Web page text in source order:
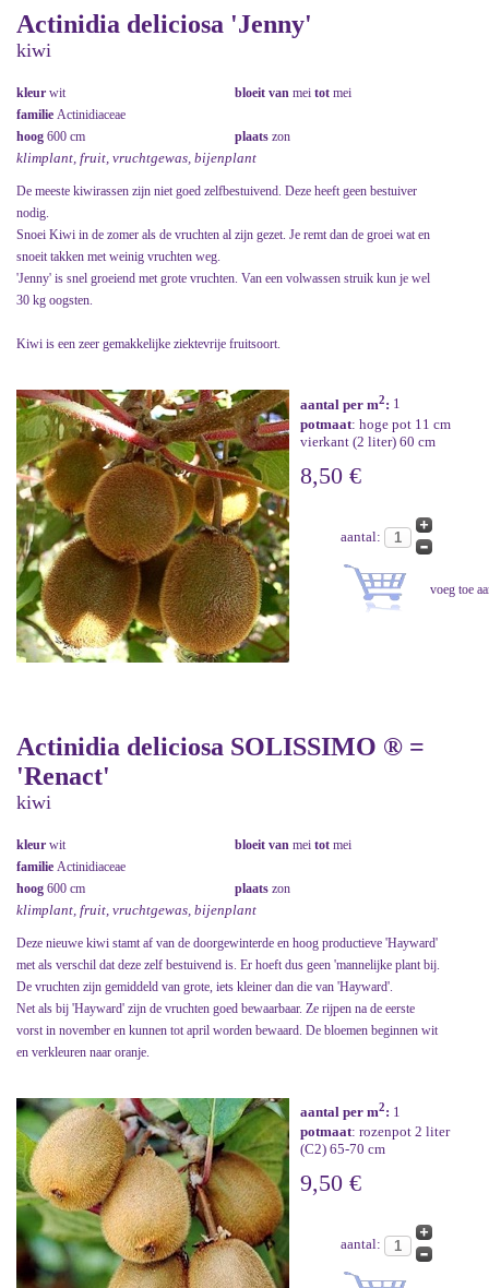
Actinidia deliciosa 'Jenny'
kiwi
kleur wit bloeit van mei tot mei
familie Actinidiaceae
hoog 600 cm plaats zon
klimplant, fruit, vruchtgewas, bijenplant
De meeste kiwirassen zijn niet goed zelfbestuivend. Deze heeft geen bestuiver
nodig.
Snoei Kiwi in de zomer als de vruchten al zijn gezet. Je remt dan de groei wat en
snoeit takken met weinig vruchten weg.
'Jenny' is snel groeiend met grote vruchten. Van een volwassen struik kun je wel
30 kg oogsten.
Kiwi is een zeer gemakkelijke ziektevrije fruitsoort.
aantal per m2: 1
potmaat: hoge pot 11 cm
vierkant (2 liter) 60 cm
8,50 €
aantal:
Actinidia deliciosa SOLISSIMO ® =
'Renact'
kiwi
kleur wit bloeit van mei tot mei
familie Actinidiaceae
hoog 600 cm plaats zon
klimplant, fruit, vruchtgewas, bijenplant
Deze nieuwe kiwi stamt af van de doorgewinterde en hoog productieve 'Hayward'
met als verschil dat deze zelf bestuivend is. Er hoeft dus geen 'mannelijke plant bij.
De vruchten zijn gemiddeld van grote, iets kleiner dan die van 'Hayward'.
Net als bij 'Hayward' zijn de vruchten goed bewaarbaar. Ze rijpen na de eerste
vorst in november en kunnen tot april worden bewaard. De bloemen beginnen wit
en verkleuren naar oranje.
aantal per m2: 1
potmaat: rozenpot 2 liter
(C2) 65-70 cm
9,50 €
aantal: